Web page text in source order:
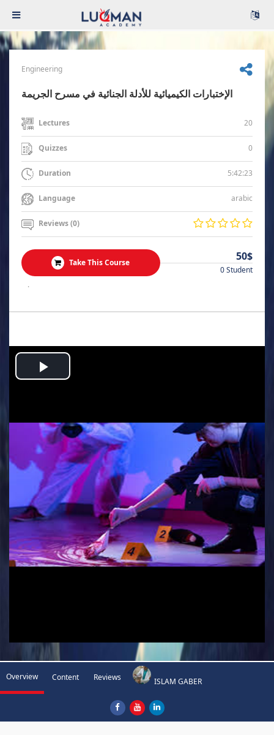
Engineering
الإختبارات الكيميائية للأدلة الجنائية في مسرح الجريمة
Lectures 20
Quizzes 0
Duration 5:42:23
Language arabic
Reviews (0)
Take This Course 50$
0 Student
.
Play
Overview Content Reviews ISLAM GABER